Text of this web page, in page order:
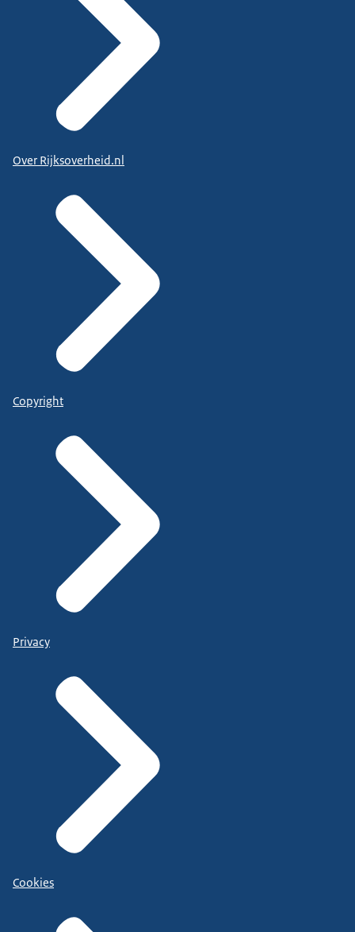
Over Rijksoverheid.nl
Copyright
Privacy
Cookies